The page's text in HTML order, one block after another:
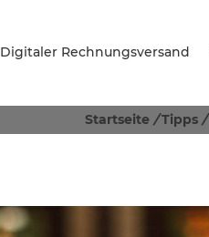
Digitaler Rechnungsversand
Startseite / Tipps /